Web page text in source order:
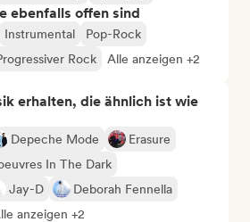
ebenfalls offen sind
Instrumental
Pop-Rock
Rock Alle anzeigen +2
erhalten, die ähnlich ist wie
Depeche Mode
Erasure
In The Dark
Jay-D
Deborah Fennella
anzeigen +2